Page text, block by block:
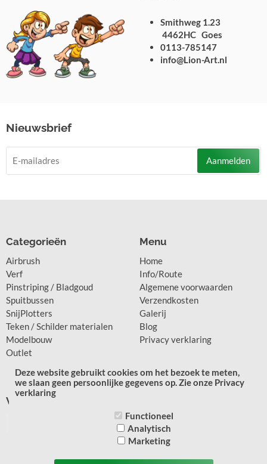
Smithweg 1.23
4462HC Goes
0113-785147
info@Lion-Art.nl
Nieuwsbrief
Aanmelden
Categorieën
Airbrush
Verf
Pinstriping / Bladgoud
Spuitbussen
SnijPlotters
Teken / Schilder materialen
Modelbouw
Outlet
Menu
Home
Info/Route
Algemene voorwaarden
Verzendkosten
Galerij
Blog
Privacy verklaring
Volg ons op:
Deze website gebruikt cookies om het bezoek te meten,
we slaan geen persoonlijke gegevens op. Zie onze Privacy
verklaring
Functioneel
Analytisch
Marketing